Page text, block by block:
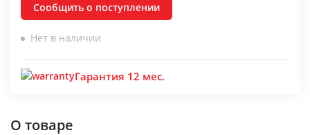
Сообщить о поступлении
Нет в наличии
Гарантия 12 мес.
О товаре